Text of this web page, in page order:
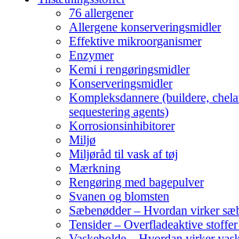
76 allergener
Allergene konserveringsmidler
Effektive mikroorganismer
Enzymer
Kemi i rengøringsmidler
Konserveringsmidler
Kompleksdannere (buildere,
sequestering agents)
Korrosionsinhibitorer
Miljø
Miljøråd til vask af tøj
Mærkning
Rengøring med bagepulver
Svanen og blomsten
Sæbenødder – Hvordan virker
Tensider – Overfladeaktive